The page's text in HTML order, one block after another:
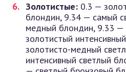
Золотистые: 0.3 —
блондин, 9.34 — самый
медный блондин, 9.33 —
золотистый
золотисто-медный
интенсивный светлый